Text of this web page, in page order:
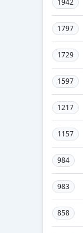
1942
1797
1729
1597
1217
1157
984
983
858